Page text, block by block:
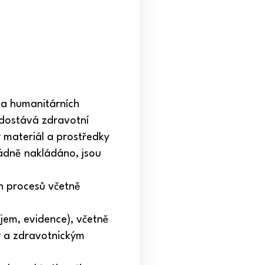
humanitárních
zdravotní
materiál a prostředky
nakládáno, jsou
procesů včetně
evidence), včetně
a zdravotnickým